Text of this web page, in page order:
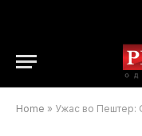
Home » Ужас во Пештер: Овчар пукал во